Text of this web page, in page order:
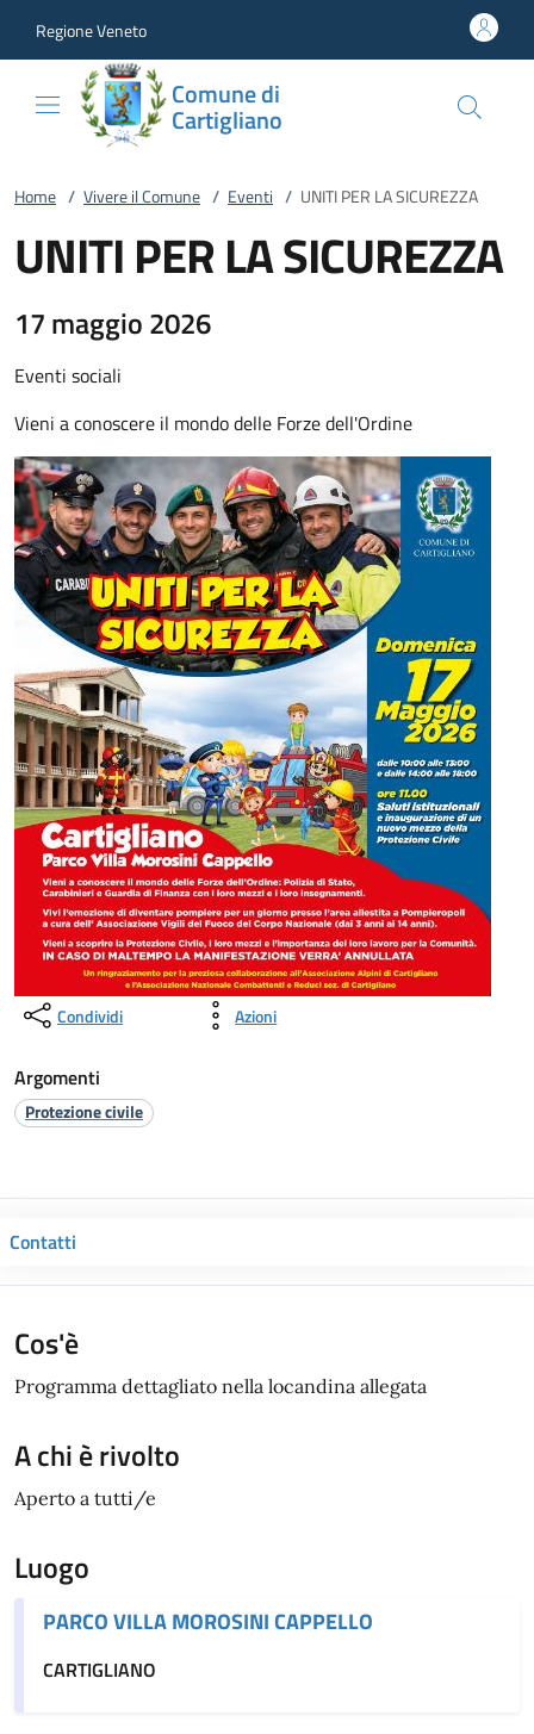
Regione Veneto
Comune di
Cartigliano
Home / Vivere il Comune / Eventi / UNITI PER LA SICUREZZA
UNITI PER LA SICUREZZA
17 maggio 2026
Eventi sociali
Vieni a conoscere il mondo delle Forze dell'Ordine
Condividi Azioni
Argomenti
Protezione civile
Contatti
Cos'è
Programma dettagliato nella locandina allegata
A chi è rivolto
Aperto a tutti/e
Luogo
PARCO VILLA MOROSINI CAPPELLO
CARTIGLIANO